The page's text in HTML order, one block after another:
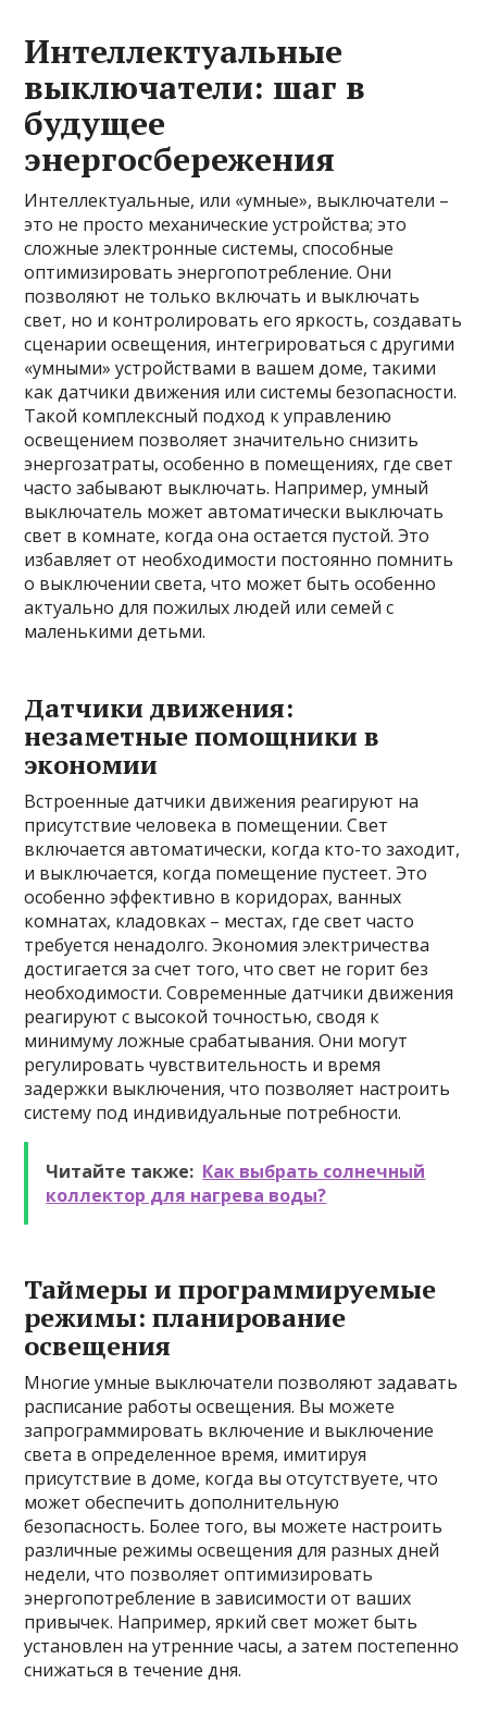
Интеллектуальные
выключатели: шаг в
будущее
энергосбережения
Интеллектуальные, или «умные», выключатели –
это не просто механические устройства; это
сложные электронные системы, способные
оптимизировать энергопотребление. Они
позволяют не только включать и выключать
свет, но и контролировать его яркость, создавать
сценарии освещения, интегрироваться с другими
«умными» устройствами в вашем доме, такими
как датчики движения или системы безопасности.
Такой комплексный подход к управлению
освещением позволяет значительно снизить
энергозатраты, особенно в помещениях, где свет
часто забывают выключать. Например, умный
выключатель может автоматически выключать
свет в комнате, когда она остается пустой. Это
избавляет от необходимости постоянно помнить
о выключении света, что может быть особенно
актуально для пожилых людей или семей с
маленькими детьми.
Датчики движения:
незаметные помощники в
экономии
Встроенные датчики движения реагируют на
присутствие человека в помещении. Свет
включается автоматически, когда кто-то заходит,
и выключается, когда помещение пустеет. Это
особенно эффективно в коридорах, ванных
комнатах, кладовках – местах, где свет часто
требуется ненадолго. Экономия электричества
достигается за счет того, что свет не горит без
необходимости. Современные датчики движения
реагируют с высокой точностью, сводя к
минимуму ложные срабатывания. Они могут
регулировать чувствительность и время
задержки выключения, что позволяет настроить
систему под индивидуальные потребности.
Читайте также: Как выбрать солнечный
коллектор для нагрева воды?
Таймеры и программируемые
режимы: планирование
освещения
Многие умные выключатели позволяют задавать
расписание работы освещения. Вы можете
запрограммировать включение и выключение
света в определенное время, имитируя
присутствие в доме, когда вы отсутствуете, что
может обеспечить дополнительную
безопасность. Более того, вы можете настроить
различные режимы освещения для разных дней
недели, что позволяет оптимизировать
энергопотребление в зависимости от ваших
привычек. Например, яркий свет может быть
установлен на утренние часы, а затем постепенно
снижаться в течение дня.